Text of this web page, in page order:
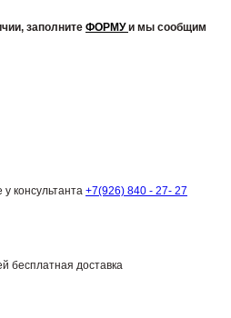
заполните ФОРМУи мы сообщим
консультанта +7(926) 840 - 27- 27
бесплатная доставка